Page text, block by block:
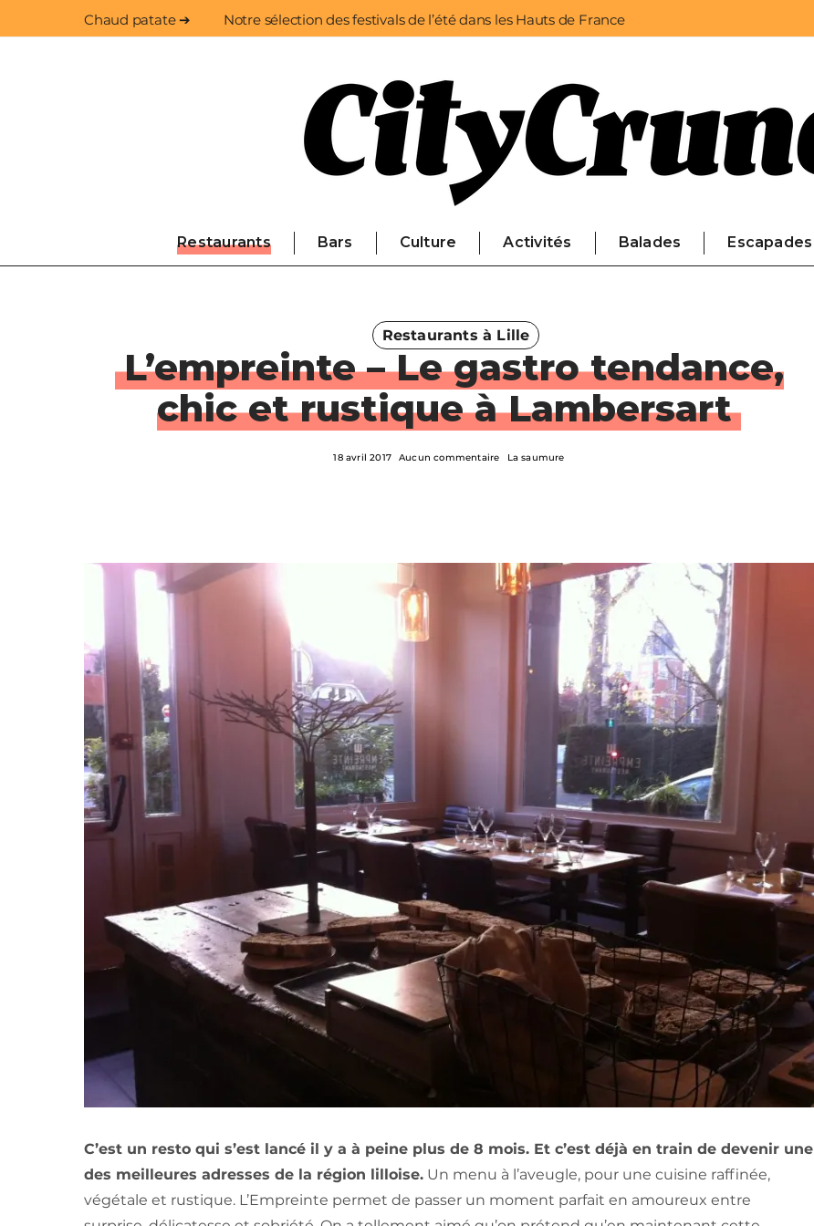
Chaud patate ➔ Notre sélection des festivals de l’été dans les Hauts de France
Restaurants Bars Culture Activités Balades Escapades
Restaurants à Lille
L’empreinte – Le gastro tendance,
chic et rustique à Lambersart
18 avril 2017 Aucun commentaire La saumure
C’est un resto qui s’est lancé il y a à peine plus de 8 mois. Et c’est déjà en train de devenir une
des meilleures adresses de la région lilloise. Un menu à l’aveugle, pour une cuisine raffinée,
végétale et rustique. L’Empreinte permet de passer un moment parfait en amoureux entre